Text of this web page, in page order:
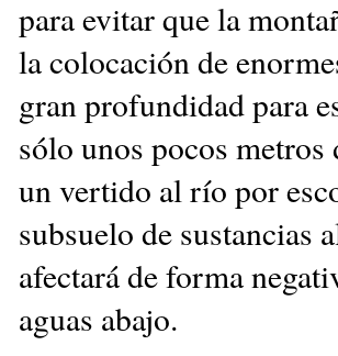
para evitar que la
la colocación de
gran profundidad para
sólo unos pocos
un vertido al río por
subsuelo de sustancias
afectará de forma
aguas abajo.